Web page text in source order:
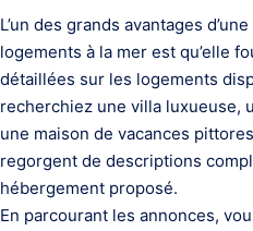
L’un des grands avantages
logements à la mer est qu’elle
détaillées sur les logements
recherchiez une villa luxueuse,
une maison de vacances
regorgent de descriptions
hébergement proposé.
En parcourant les annonces,